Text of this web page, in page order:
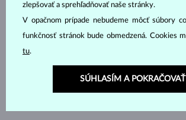
zlepšovať a sprehľadňovať naše stránky.
V opačnom prípade nebudeme môcť súbory
funkčnosť stránok bude obmedzená. Cookies
tu.
SÚHLASÍM A POKRAČOVAŤ